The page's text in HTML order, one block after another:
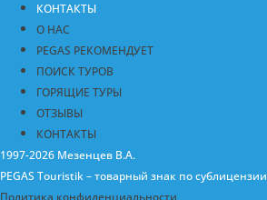
КОНТАКТЫ
О НАС
PEGAS РЕКОМЕНДУЕТ
ПОИСК ТУРОВ
ГОРЯЩИЕ ТУРЫ
ОТЗЫВЫ
КОНТАКТЫ
1997-2026 Мезенцев В.А.
PEGAS Touristik – товарный знак по сублицензии
Политика конфиденциальности